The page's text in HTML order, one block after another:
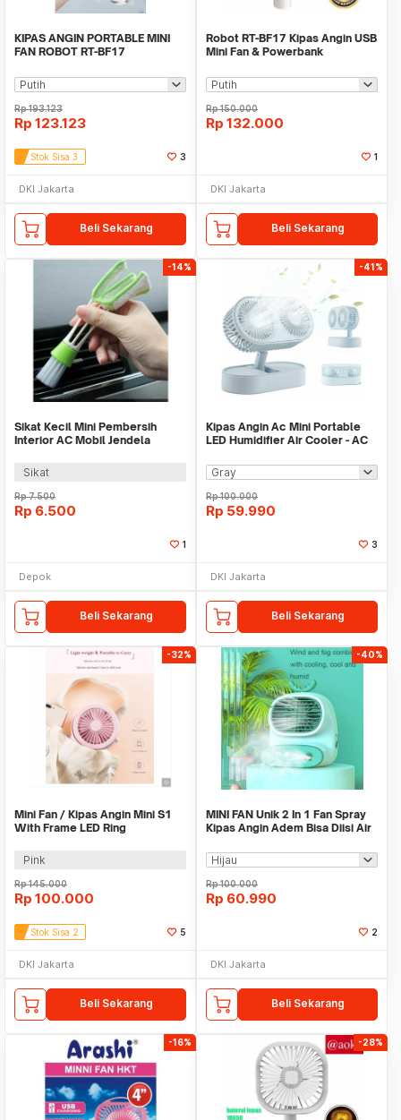
KIPAS ANGIN PORTABLE MINI
FAN ROBOT RT-BF17
Rp193.123
Rp 123.123
Stok Sisa 3 3
DKI Jakarta
Beli Sekarang
Robot RT-BF17 Kipas Angin USB
Mini Fan & Powerbank
Rp150.000
Rp 132.000
1
DKI Jakarta
Beli Sekarang
-14%
Sikat Kecil Mini Pembersih
Interior AC Mobil Jendela
Sikat
Rp7.500
Rp 6.500
1
Depok
Beli Sekarang
-41%
Kipas Angin Ac Mini Portable
LED Humidifier Air Cooler - AC
Rp100.000
Rp 59.990
3
DKI Jakarta
Beli Sekarang
-32%
Mini Fan / Kipas Angin Mini S1
With Frame LED Ring
Pink
Rp145.000
Rp 100.000
Stok Sisa 2 5
DKI Jakarta
Beli Sekarang
-40%
MINI FAN Unik 2 In 1 Fan Spray
Kipas Angin Adem Bisa Diisi Air
Rp100.000
Rp 60.990
2
DKI Jakarta
Beli Sekarang
-16% -28%